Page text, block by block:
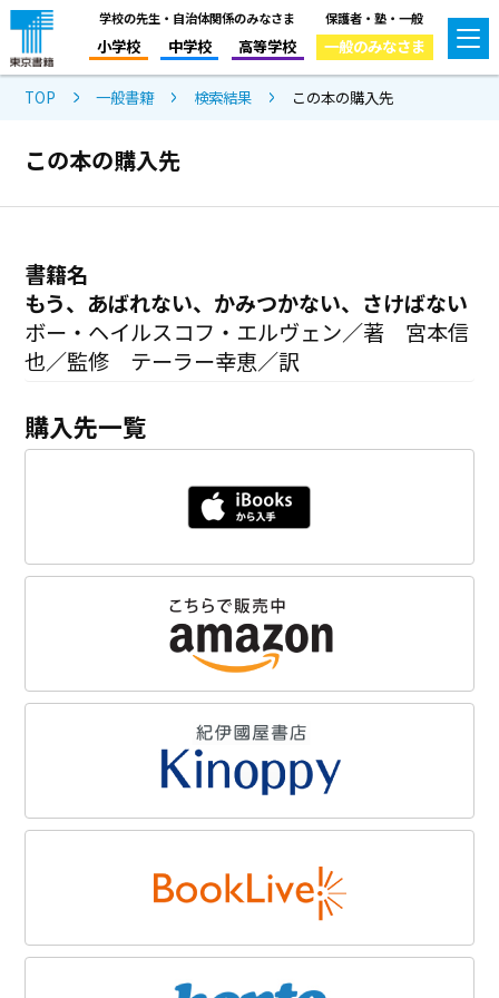
学校の先生・自治体関係のみなさま
小学校 中学校 高等学校
保護者・塾・一般
一般のみなさま
TOP 一般書籍 検索結果 この本の購入先
この本の購入先
書籍名
もう、あばれない、かみつかない、さけばない
ボー・ヘイルスコフ・エルヴェン／著 宮本信
也／監修 テーラー幸恵／訳
購入先一覧